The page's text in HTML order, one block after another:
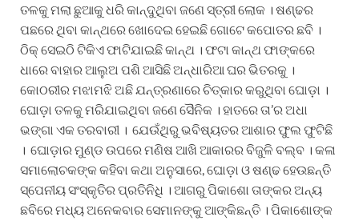
ତଳକୁ ମଲା ଛୁଆକୁ ଧରି କାନ୍ଦୁଥିବା ଜଣେ ସ୍ତ୍ରୀ ଲୋକ । ଷଣ୍ଢର
ପଛରେ ଥିବା କାନ୍ଥରେ ଖୋଦେଇ ହେଇଛି ଗୋଟେ କପୋତର ଛବି ।
ଠିକ୍ ସେଇଠି ଟିକିଏ ଫାଟିଯାଇଛି କାନ୍ଥ । ଫଟା କାନ୍ଥ ଫାଙ୍କରେ
ଧାରେ ବାହାର ଆଲୁଅ ପଶି ଆସିଛି ଅନ୍ଧାରିଆ ଘର ଭିତରକୁ ।
କୋଠରୀର ମଝାମଝି ଅଛି ଯନ୍ତ୍ରଣାରେ ଚିତ୍କାର କରୁଥିବା ଘୋଡ଼ା ।
ଘୋଡ଼ା ତଳକୁ ମରିଯାଇଥିବା ଜଣେ ସୈନିକ । ହାତରେ ତା’ର ଅଧା
ଭଙ୍ଗା ଏକ ତରବାରୀ । ଯେଉଁଥିରୁ ଭବିଷ୍ୟତର ଆଶାର ଫୁଲ ଫୁଟିଛି
। ଘୋଡ଼ାର ମୁଣ୍ଡ ଉପରେ ମଣିଷ ଆଖି ଆକାରର ବିଜୁଳି ବଲ୍‌ବ । କଳା
ସମାଲୋଚକଙ୍କ କହିବା କଥା ଅନୁସାରେ, ଘୋଡ଼ା ଓ ଷଣ୍ଢ ହେଉଛନ୍ତି
ସ୍ପେନୀୟ ସଂସ୍କୃତିର ପ୍ରତିନିଧି । ଆଗରୁ ପିକାଶୋ ତାଙ୍କର ଅନ୍ୟ
ଛବିରେ ମଧ୍ୟ ଅନେକବାର ସେମାନଙ୍କୁ ଆଙ୍କିଛନ୍ତି । ପିକାଶୋଙ୍କ